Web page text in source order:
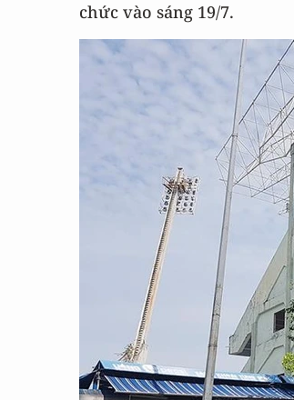
chức vào sáng 19/7.